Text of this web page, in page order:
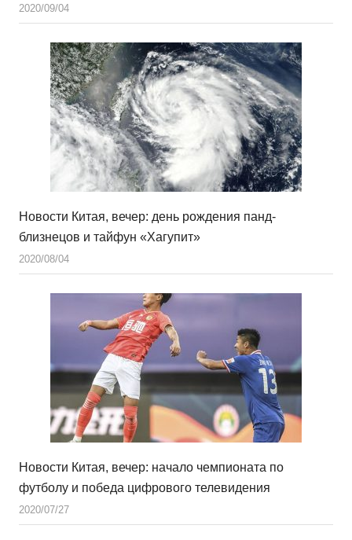
2020/09/04
Новости Китая, вечер: день рождения панд-
близнецов и тайфун «Хагупит»
2020/08/04
Новости Китая, вечер: начало чемпионата по
футболу и победа цифрового телевидения
2020/07/27